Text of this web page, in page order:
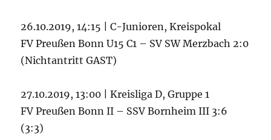
26.10.2019, 14:15 | C-Junioren, Kreispokal
FV Preußen Bonn U15 C1 – SV SW Merzbach 2:0
(Nichtantritt GAST)
27.10.2019, 13:00 | Kreisliga D, Gruppe 1
FV Preußen Bonn II – SSV Bornheim III 3:6
(3:3)